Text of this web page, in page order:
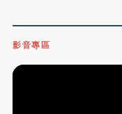
影音專區